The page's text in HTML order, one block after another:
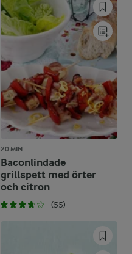
20 MIN
Baconlindade
grillspett med örter
och citron
(55)